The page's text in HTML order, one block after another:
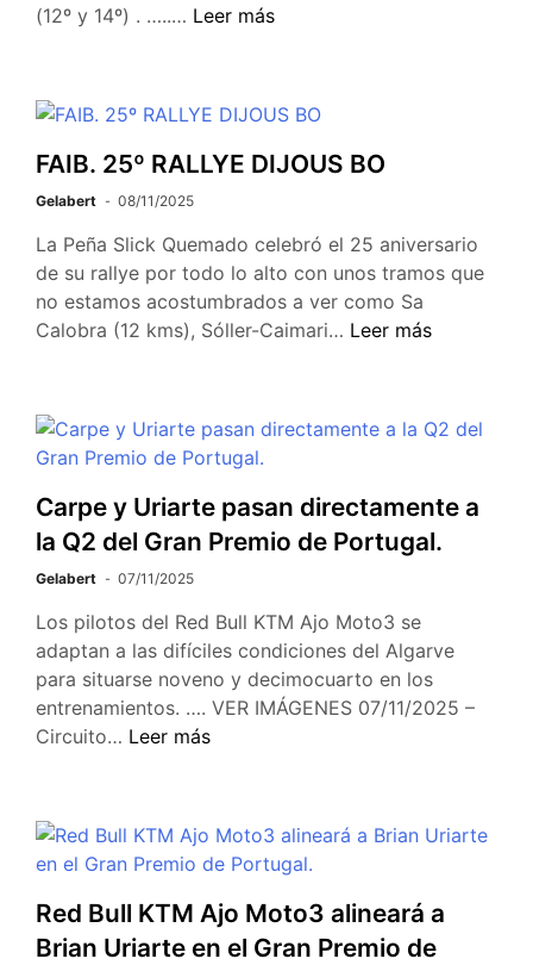
(12º y 14º) . …..… Leer más
FAIB. 25º RALLYE DIJOUS BO
Gelabert 08/11/2025
La Peña Slick Quemado celebró el 25 aniversario
de su rallye por todo lo alto con unos tramos que
no estamos acostumbrados a ver como Sa
Calobra (12 kms), Sóller-Caimari… Leer más
Carpe y Uriarte pasan directamente a
la Q2 del Gran Premio de Portugal.
Gelabert 07/11/2025
Los pilotos del Red Bull KTM Ajo Moto3 se
adaptan a las difíciles condiciones del Algarve
para situarse noveno y decimocuarto en los
entrenamientos. …. VER IMÁGENES 07/11/2025 –
Circuito… Leer más
Red Bull KTM Ajo Moto3 alineará a
Brian Uriarte en el Gran Premio de